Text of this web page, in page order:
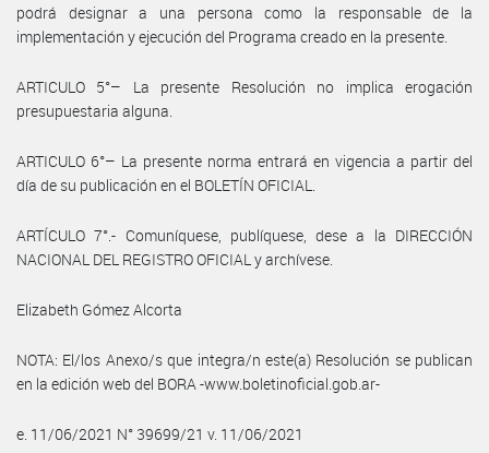
podrá designar a una persona como la responsable de la
implementación y ejecución del Programa creado en la presente.
ARTICULO 5°– La presente Resolución no implica erogación
presupuestaria alguna.
ARTICULO 6°– La presente norma entrará en vigencia a partir del
día de su publicación en el BOLETÍN OFICIAL.
ARTÍCULO 7°.- Comuníquese, publíquese, dese a la DIRECCIÓN
NACIONAL DEL REGISTRO OFICIAL y archívese.
Elizabeth Gómez Alcorta
NOTA: El/los Anexo/s que integra/n este(a) Resolución se publican
en la edición web del BORA -www.boletinoficial.gob.ar-
e. 11/06/2021 N° 39699/21 v. 11/06/2021